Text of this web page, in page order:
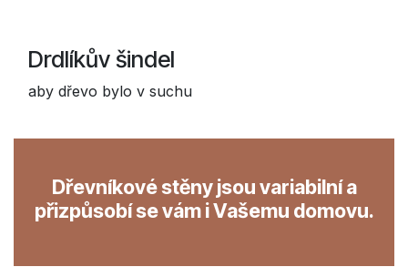
Drdlíkův šindel
aby dřevo bylo v suchu
Dřevníkové stěny jsou variabilní a
přizpůsobí se vám i Vašemu domovu.